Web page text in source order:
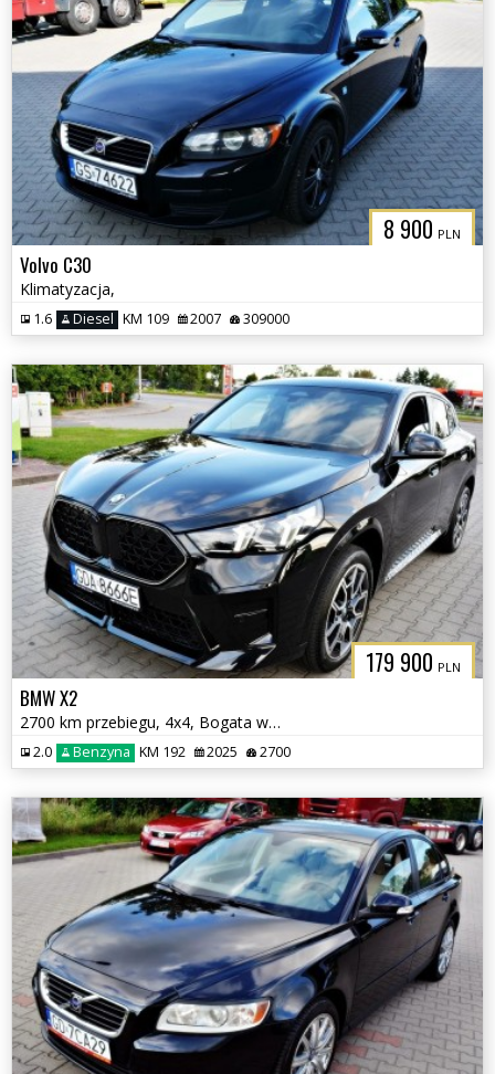
8 900 PLN
Volvo C30
Klimatyzacja,
1.6 Diesel KM 109 2007 309000
179 900 PLN
BMW X2
2700 km przebiegu, 4x4, Bogata wersja
2.0 Benzyna KM 192 2025 2700